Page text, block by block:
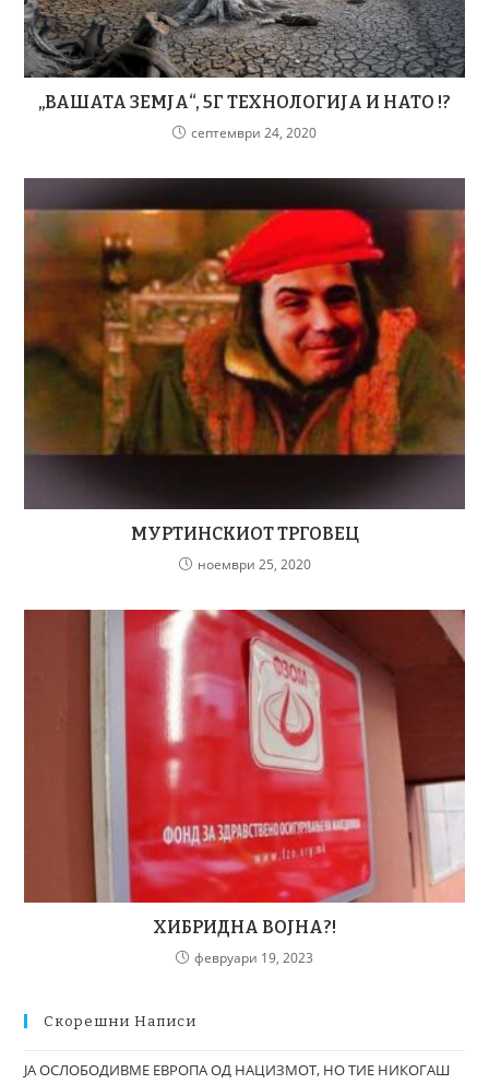
„ВАШАТА ЗЕМЈА“, 5Г ТЕХНОЛОГИЈА И НАТО !?
септември 24, 2020
МУРТИНСКИОТ ТРГОВЕЦ
ноември 25, 2020
ХИБРИДНА ВОЈНА?!
февруари 19, 2023
Скорешни Написи
ЈА ОСЛОБОДИВМЕ ЕВРОПА ОД НАЦИЗМОТ, НО ТИЕ НИКОГАШ